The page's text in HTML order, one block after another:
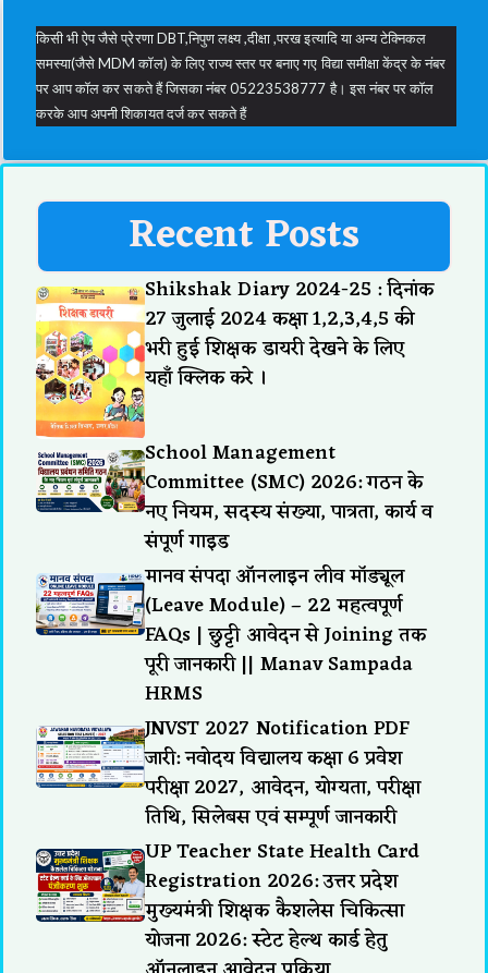
किसी भी ऐप जैसे प्रेरणा DBT,निपुण लक्ष्य ,दीक्षा ,परख इत्यादि या अन्य टेक्निकल
समस्या(जैसे MDM कॉल) के लिए राज्य स्तर पर बनाए गए विद्या समीक्षा केंद्र के नंबर
पर आप कॉल कर सकते हैं जिसका नंबर 05223538777 है। इस नंबर पर कॉल
करके आप अपनी शिकायत दर्ज कर सकते हैं
Recent Posts
Shikshak Diary 2024-25 : दिनांक
27 जुलाई 2024 कक्षा 1,2,3,4,5 की
भरी हुई शिक्षक डायरी देखने के लिए
यहाँ क्लिक करे ।
School Management
Committee (SMC) 2026: गठन के
नए नियम, सदस्य संख्या, पात्रता, कार्य व
संपूर्ण गाइड
मानव संपदा ऑनलाइन लीव मॉड्यूल
(Leave Module) – 22 महत्वपूर्ण
FAQs | छुट्टी आवेदन से Joining तक
पूरी जानकारी || Manav Sampada
HRMS
JNVST 2027 Notification PDF
जारी: नवोदय विद्यालय कक्षा 6 प्रवेश
परीक्षा 2027, आवेदन, योग्यता, परीक्षा
तिथि, सिलेबस एवं सम्पूर्ण जानकारी
UP Teacher State Health Card
Registration 2026: उत्तर प्रदेश
मुख्यमंत्री शिक्षक कैशलेस चिकित्सा
योजना 2026: स्टेट हेल्थ कार्ड हेतु